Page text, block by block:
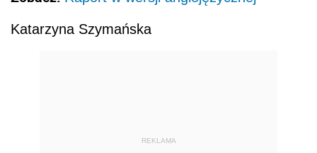
Katarzyna Szymańska
REKLAMA